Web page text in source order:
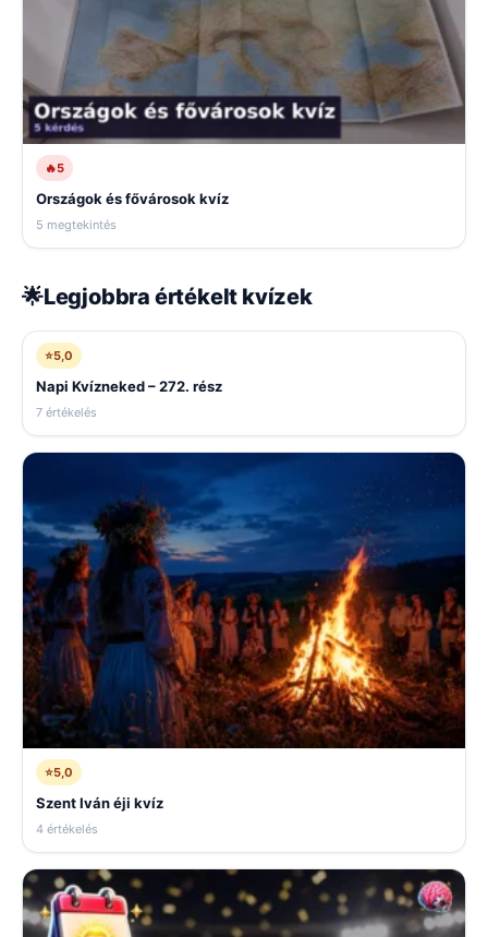
🔥5
Országok és fővárosok kvíz
5 megtekintés
🌟Legjobbra értékelt kvízek
⭐5,0
Napi Kvízneked – 272. rész
7 értékelés
⭐5,0
Szent Iván éji kvíz
4 értékelés